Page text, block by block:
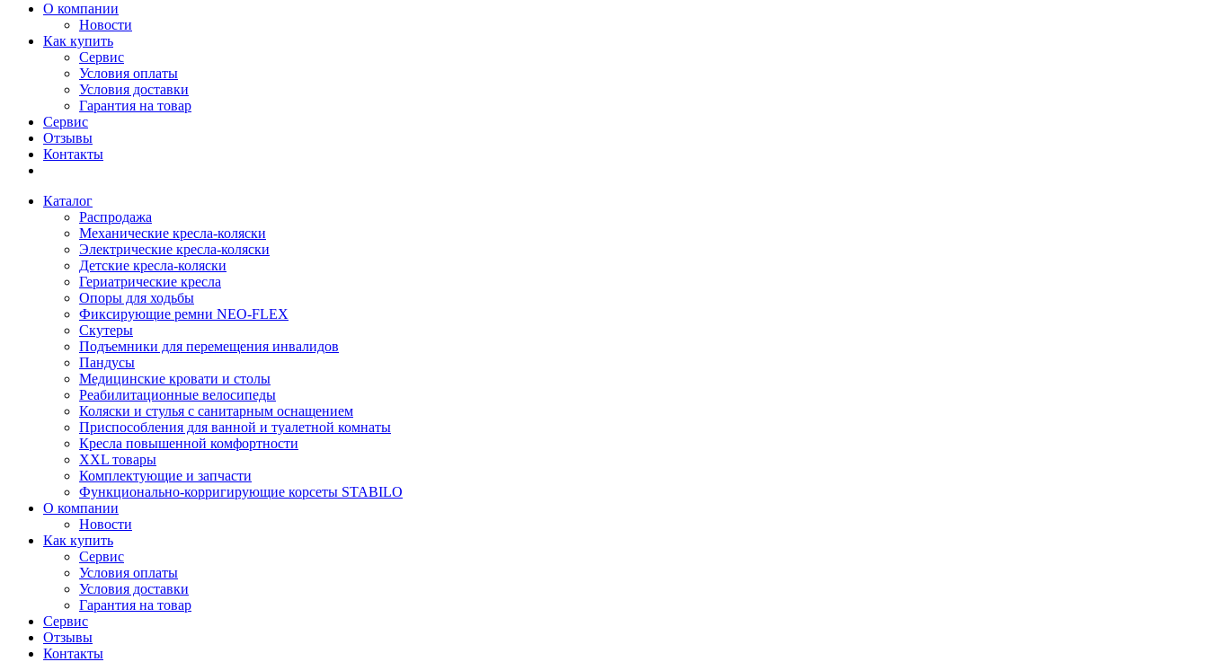
О компании
Новости
Как купить
Сервис
Условия оплаты
Условия доставки
Гарантия на товар
Сервис
Отзывы
Контакты
Каталог
Распродажа
Механические кресла-коляски
Электрические кресла-коляски
Детские кресла-коляски
Гериатрические кресла
Опоры для ходьбы
Фиксирующие ремни NEO-FLEX
Скутеры
Подъемники для перемещения инвалидов
Пандусы
Медицинские кровати и столы
Реабилитационные велосипеды
Коляски и стулья с санитарным оснащением
Приспособления для ванной и туалетной комнаты
Кресла повышенной комфортности
XXL товары
Комплектующие и запчасти
Функционально-корригирующие корсеты STABILO
О компании
Новости
Как купить
Сервис
Условия оплаты
Условия доставки
Гарантия на товар
Сервис
Отзывы
Контакты